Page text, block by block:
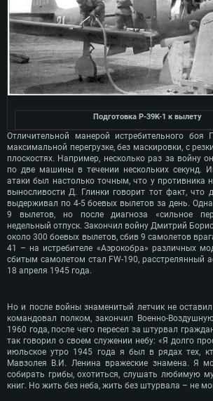
Подготовка P-39K-1 к вылету
Отличительной манерой истребительного боя
максимальной перегрузке, без маскировки, с
плоскостях. Например, несколько раз за войну
по две машины в течении нескольких секунд.
атаки был настолько точным, что у противника
выносливости Д. Глинки говорит тот факт, что
выдерживал по 4-5 боевых вылетов за день.
9 вылетов, но после диагноза «сильное
недельный отпуск. Закончил войну Дмитрий
около 300 боевых вылетов, сбив 9 самолетов
41 – на истребителе «Аэрокобра» различных
сбитым самолетом стал FW-190, расстрелянный
18 апреля 1945 года.
Но и после войны знаменитый летчик не
командовал полком, закончил Военно-
1960 года, после чего пересел за штурвал
так говорил о своем служении небу: «Я долго
июльское утро 1945 года я был в рядах тех,
Мавзолея В.И. Ленина вражеские знамена. Я
собирать грибы, охотиться, слушать любимую
книг. Но жить без неба, жить без штурвала – не